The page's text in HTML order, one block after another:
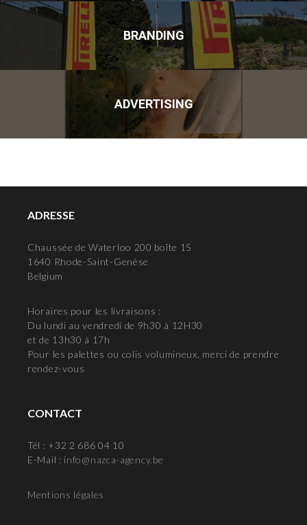
BRANDING
ADVERTISING
ADRESSE
Chaussée de Waterloo 200 boîte 15
1640 Rhode-Saint-Genèse
Belgium
Horaires pour les livraisons :
Du lundi au vendredi de 9h30 à 12H30
et de 13h30 à 17h
Pour les palettes ou colis volumineux, merci de prendre
rendez-vous
CONTACT
Tél : +32 2 686 04 10
E-Mail : info@nazca-agency.be
Mentions légales